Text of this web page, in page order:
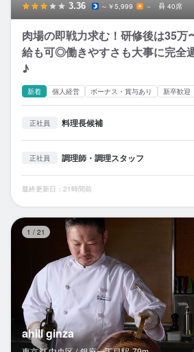
3.36 ～￥5,999 － 40席
肉場の即戦力求む！研修後は35万
給も可◎働きやすさも大事に完全
♪
新着 個人経営 ボーナス・賞与あり 新卒歓迎
正社員 料理長候補
正社員 調理師・調理スタッフ
最終更新日：21時間前
1 / 21
ahill ginza